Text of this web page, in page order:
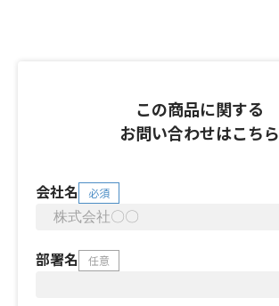
この商品に関する
お問い合わせはこちら
会社名 必須
部署名 任意